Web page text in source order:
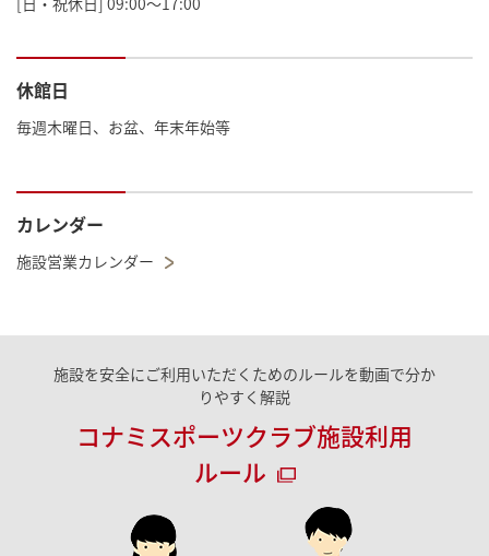
休館日
毎週木曜日、お盆、年末年始等
カレンダー
施設営業カレンダー
施設を安全にご利用いただくためのルールを動画で分か
りやすく解説
コナミスポーツクラブ施設利用
ルール